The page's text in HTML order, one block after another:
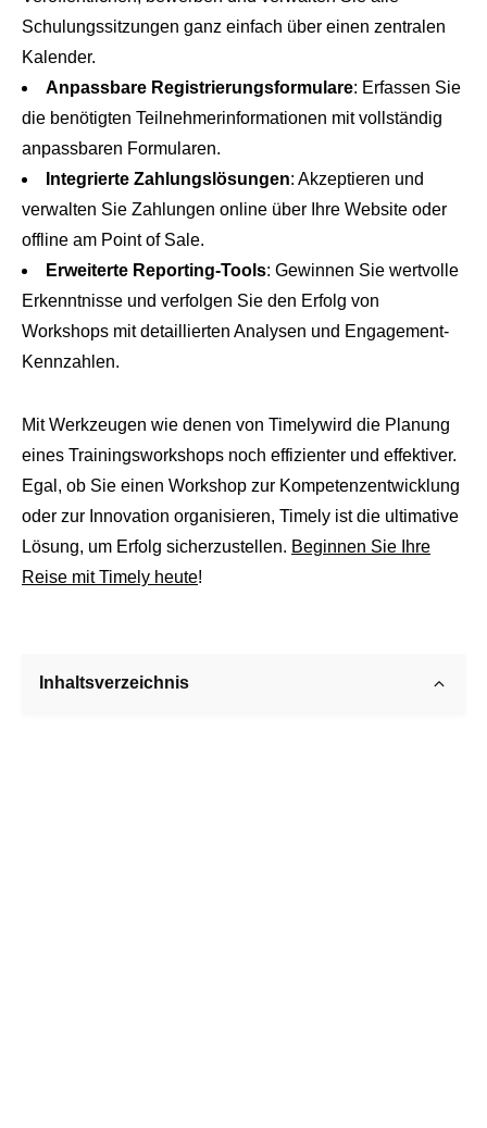
Schulungssitzungen ganz einfach über einen zentralen
Kalender.
Anpassbare Registrierungsformulare: Erfassen Sie
die benötigten Teilnehmerinformationen mit vollständig
anpassbaren Formularen.
Integrierte Zahlungslösungen: Akzeptieren und
verwalten Sie Zahlungen online über Ihre Website oder
offline am Point of Sale.
Erweiterte Reporting-Tools: Gewinnen Sie wertvolle
Erkenntnisse und verfolgen Sie den Erfolg von
Workshops mit detaillierten Analysen und Engagement-
Kennzahlen.
Mit Werkzeugen wie denen von Timelywird die Planung
eines Trainingsworkshops noch effizienter und effektiver.
Egal, ob Sie einen Workshop zur Kompetenzentwicklung
oder zur Innovation organisieren, Timely ist die ultimative
Lösung, um Erfolg sicherzustellen. Beginnen Sie Ihre
Reise mit Timely heute!
Inhaltsverzeichnis